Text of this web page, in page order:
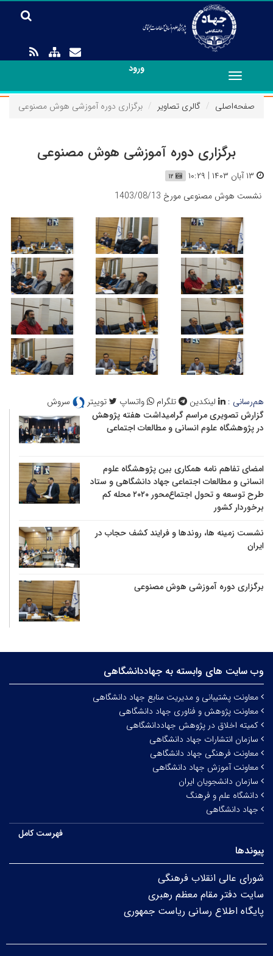
ورود
Toggle
navigation
صفحه‌اصلی
گالری تصاویر برگزاری دوره آموزشی هوش مصنوعی
برگزاری دوره آموزشی هوش مصنوعی
نشست هوش مصنوعی مورخ 1403/08/13
هم‌رسانی : لینکدین تلگرام واتساپ توییتر
سروش
گزارش تصویری مراسم گرامیداشت هفته پژوهش
در پژوهشگاه علوم انسانی و مطالعات اجتماعی
امضای تفاهم نامه همکاری بین پژوهشگاه علوم
انسانی و مطالعات اجتماعی جهاد دانشگاهی و ستاد
طرح توسعه و تحول اجتماع‌محور ۲۰۲۰ محله کم
برخوردار کشور
نشست زمینه ها، روندها و فرایند کشف حجاب در
ایران
برگزاری دوره آموزشی هوش مصنوعی
وب سایت های وابسته به جهاددانشگاهی
معاونت پشتیبانی و مدیریت منابع جهاد دانشگاهی
معاونت پژوهش و فناوری جهاد دانشگاهی
کمیته اخلاق در پژوهش جهاددانشگاهی
سازمان انتشارات جهاد دانشگاهی
معاونت فرهنگی جهاد دانشگاهی
معاونت آموزش جهاد دانشگاهی
سازمان دانشجویان ایران
دانشگاه علم و فرهنگ
جهاد دانشگاهی
فهرست کامل
پیوندها
شورای عالی انقلاب فرهنگی
سایت دفتر مقام معظم رهبری
پایگاه اطلاع رسانی ریاست جمهوری